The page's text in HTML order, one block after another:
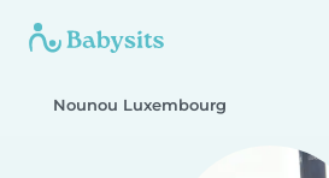
Nounou Luxembourg